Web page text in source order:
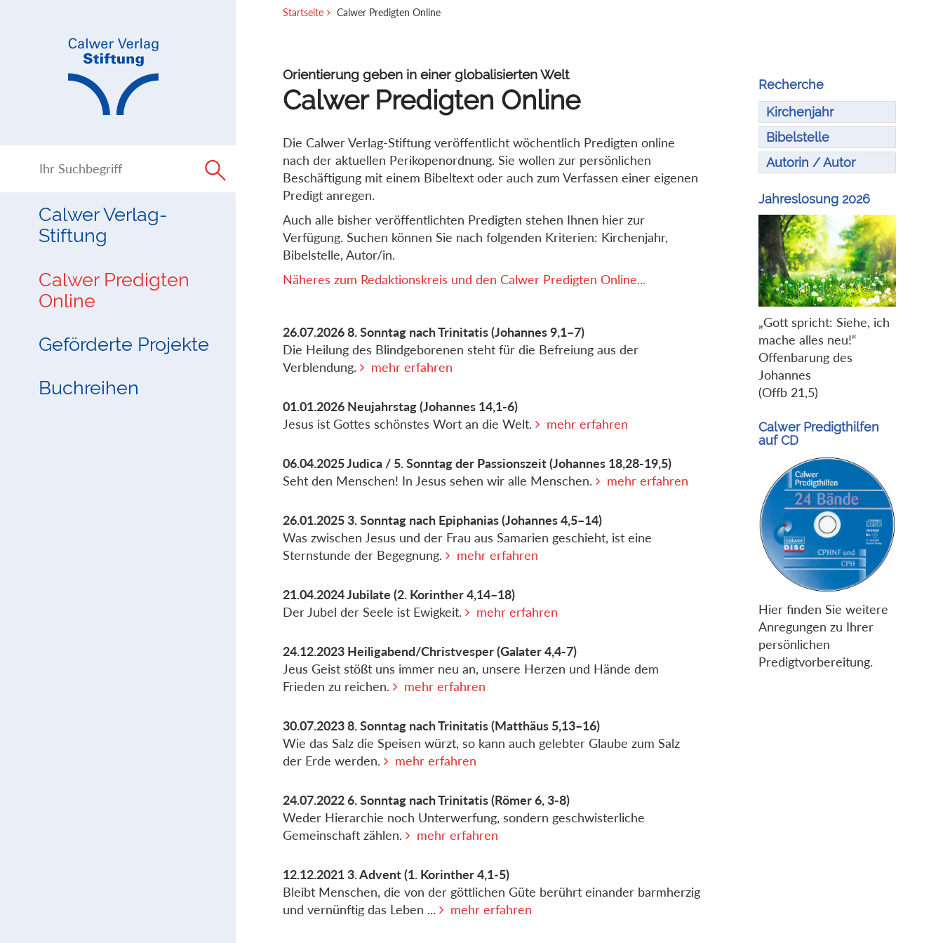
Calwer Verlag-
Stiftung
Calwer Predigten
Online
Geförderte Projekte
Buchreihen
Startseite Calwer Predigten Online
Orientierung geben in einer globalisierten Welt
Calwer Predigten Online
Die Calwer Verlag-Stiftung veröffentlicht wöchentlich Predigten online
nach der aktuellen Perikopenordnung. Sie wollen zur persönlichen
Beschäftigung mit einem Bibeltext oder auch zum Verfassen einer eigenen
Predigt anregen.
Auch alle bisher veröffentlichten Predigten stehen Ihnen hier zur
Verfügung. Suchen können Sie nach folgenden Kriterien: Kirchenjahr,
Bibelstelle, Autor/in.
Näheres zum Redaktionskreis und den Calwer Predigten Online...
26.07.20268. Sonntag nach Trinitatis(Johannes 9,1–7)
Die Heilung des Blindgeborenen steht für die Befreiung aus der
Verblendung.
mehr erfahren
01.01.2026 Neujahrstag(Johannes 14,1-6)
Jesus ist Gottes schönstes Wort an die Welt.
mehr erfahren
06.04.2025Judica / 5. Sonntag der Passionszeit(Johannes 18,28-19,5)
Seht den Menschen! In Jesus sehen wir alle Menschen.
mehr erfahren
26.01.20253. Sonntag nach Epiphanias(Johannes 4,5–14)
Was zwischen Jesus und der Frau aus Samarien geschieht, ist eine
Sternstunde der Begegnung.
mehr erfahren
21.04.2024Jubilate (2. Korinther 4,14–18)
Der Jubel der Seele ist Ewigkeit.
mehr erfahren
24.12.2023 Heiligabend/Christvesper(Galater 4,4-7)
Jeus Geist stößt uns immer neu an, unsere Herzen und Hände dem
Frieden zu reichen.
mehr erfahren
30.07.20238. Sonntag nach Trinitatis(Matthäus 5,13–16)
Wie das Salz die Speisen würzt, so kann auch gelebter Glaube zum Salz
der Erde werden.
mehr erfahren
24.07.20226. Sonntag nach Trinitatis(Römer 6, 3-8)
Weder Hierarchie noch Unterwerfung, sondern geschwisterliche
Gemeinschaft zählen.
mehr erfahren
12.12.20213. Advent(1. Korinther 4,1-5)
Bleibt Menschen, die von der göttlichen Güte berührt einander barmherzig
und vernünftig das Leben ...
mehr erfahren
Recherche
Kirchenjahr
Bibelstelle
Autorin / Autor
Jahreslosung 2026
„Gott spricht: Siehe, ich
mache alles neu!“
Offenbarung des
Johannes
(Offb 21,5)
Calwer Predigthilfen
auf CD
Hier finden Sie weitere
Anregungen zu Ihrer
persönlichen
Predigtvorbereitung.